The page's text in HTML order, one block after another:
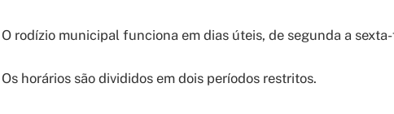
O rodízio municipal funciona em dias úteis, de segunda a
Os horários são divididos em dois períodos restritos.